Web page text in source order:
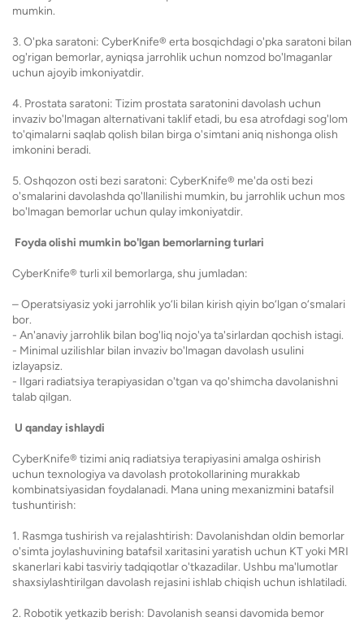
mumkin.
3. O'pka saratoni: CyberKnife® erta bosqichdagi o'pka saratoni bilan
og'rigan bemorlar, ayniqsa jarrohlik uchun nomzod bo'lmaganlar
uchun ajoyib imkoniyatdir.
4. Prostata saratoni: Tizim prostata saratonini davolash uchun
invaziv bo'lmagan alternativani taklif etadi, bu esa atrofdagi sog'lom
to'qimalarni saqlab qolish bilan birga o'simtani aniq nishonga olish
imkonini beradi.
5. Oshqozon osti bezi saratoni: CyberKnife® me'da osti bezi
o'smalarini davolashda qo'llanilishi mumkin, bu jarrohlik uchun mos
bo'lmagan bemorlar uchun qulay imkoniyatdir.
Foyda olishi mumkin bo'lgan bemorlarning turlari
CyberKnife® turli xil bemorlarga, shu jumladan:
– Operatsiyasiz yoki jarrohlik yo‘li bilan kirish qiyin bo‘lgan o‘smalari
bor.
- An'anaviy jarrohlik bilan bog'liq nojo'ya ta'sirlardan qochish istagi.
- Minimal uzilishlar bilan invaziv bo'lmagan davolash usulini
izlayapsiz.
- Ilgari radiatsiya terapiyasidan o'tgan va qo'shimcha davolanishni
talab qilgan.
U qanday ishlaydi
CyberKnife® tizimi aniq radiatsiya terapiyasini amalga oshirish
uchun texnologiya va davolash protokollarining murakkab
kombinatsiyasidan foydalanadi. Mana uning mexanizmini batafsil
tushuntirish:
1. Rasmga tushirish va rejalashtirish: Davolanishdan oldin bemorlar
o'simta joylashuvining batafsil xaritasini yaratish uchun KT yoki MRI
skanerlari kabi tasviriy tadqiqotlar o'tkazadilar. Ushbu ma'lumotlar
shaxsiylashtirilgan davolash rejasini ishlab chiqish uchun ishlatiladi.
2. Robotik yetkazib berish: Davolanish seansi davomida bemor